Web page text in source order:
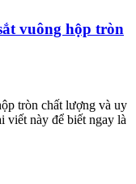
vuông hộp tròn
tròn chất lượng và uy
này để biết ngay là